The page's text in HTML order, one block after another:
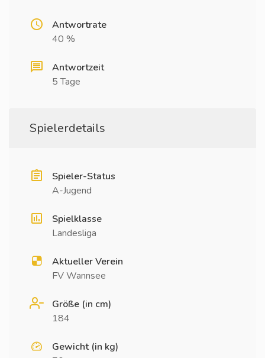
Antwortrate
40 %
Antwortzeit
5 Tage
Spielerdetails
Spieler-Status
A-Jugend
Spielklasse
Landesliga
Aktueller Verein
FV Wannsee
Größe (in cm)
184
Gewicht (in kg)